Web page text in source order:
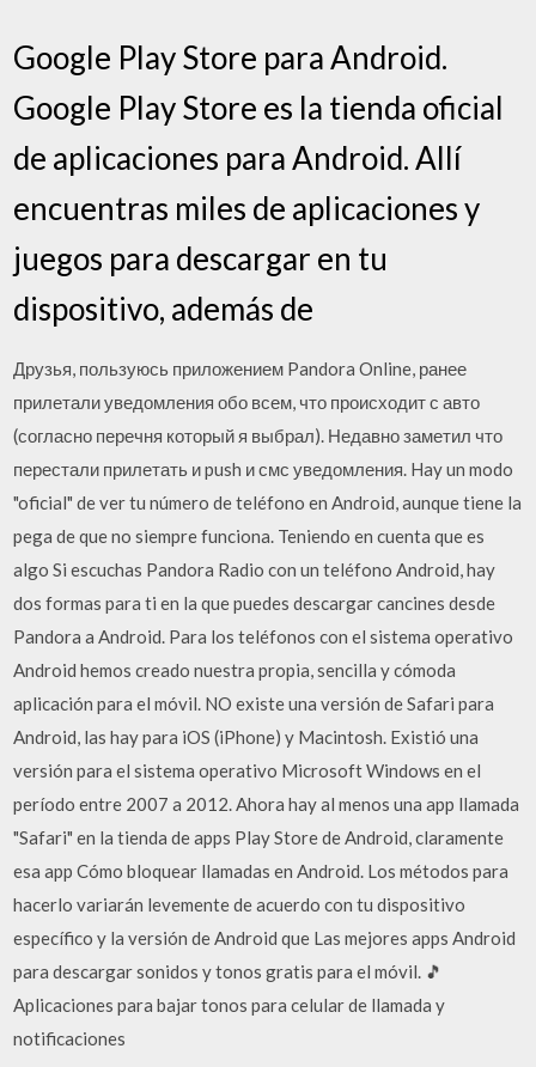
Google Play Store para Android.
Google Play Store es la tienda oficial
de aplicaciones para Android. Allí
encuentras miles de aplicaciones y
juegos para descargar en tu
dispositivo, además de
Друзья, пользуюсь приложением Pandora Online, ранее
прилетали уведомления обо всем, что происходит с авто
(согласно перечня который я выбрал). Недавно заметил что
перестали прилетать и push и смс уведомления. Hay un modo
"oficial" de ver tu número de teléfono en Android, aunque tiene la
pega de que no siempre funciona. Teniendo en cuenta que es
algo Si escuchas Pandora Radio con un teléfono Android, hay
dos formas para ti en la que puedes descargar cancines desde
Pandora a Android. Para los teléfonos con el sistema operativo
Android hemos creado nuestra propia, sencilla y cómoda
aplicación para el móvil. NO existe una versión de Safari para
Android, las hay para iOS (iPhone) y Macintosh. Existió una
versión para el sistema operativo Microsoft Windows en el
período entre 2007 a 2012. Ahora hay al menos una app llamada
"Safari" en la tienda de apps Play Store de Android, claramente
esa app Cómo bloquear llamadas en Android. Los métodos para
hacerlo variarán levemente de acuerdo con tu dispositivo
específico y la versión de Android que Las mejores apps Android
para descargar sonidos y tonos gratis para el móvil. 🎵
Aplicaciones para bajar tonos para celular de llamada y
notificaciones